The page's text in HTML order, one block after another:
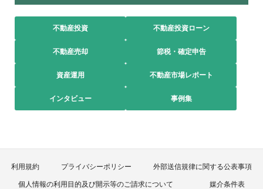
不動産投資 不動産投資ローン
不動産売却 節税・確定申告
資産運用 不動産市場レポート
インタビュー 事例集
利用規約 プライバシーポリシー 外部送信規律に関する公表事項
個人情報の利用目的及び開示等のご請求について 媒介条件表